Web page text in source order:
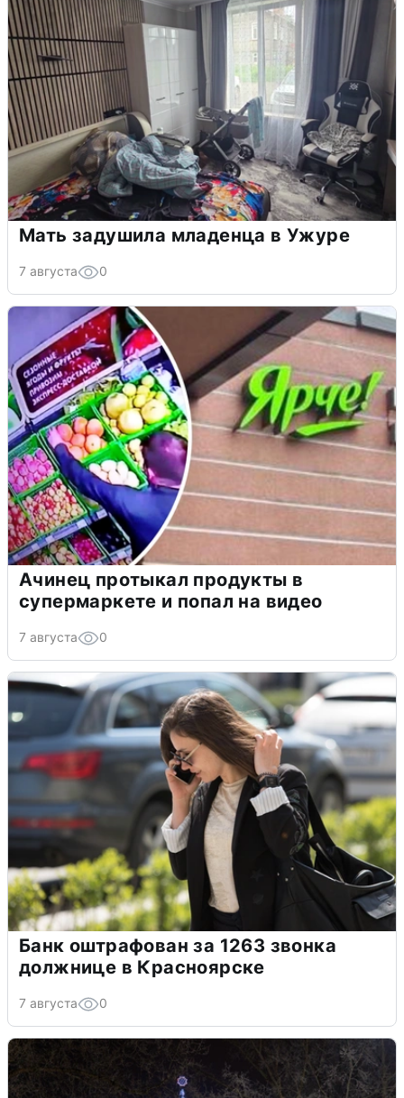
Мать задушила младенца в Ужуре
7 августа 0
Ачинец протыкал продукты в
супермаркете и попал на видео
7 августа 0
Банк оштрафован за 1263 звонка
должнице в Красноярске
7 августа 0